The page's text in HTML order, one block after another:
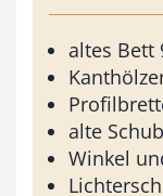
altes Bett
alte
Winkel